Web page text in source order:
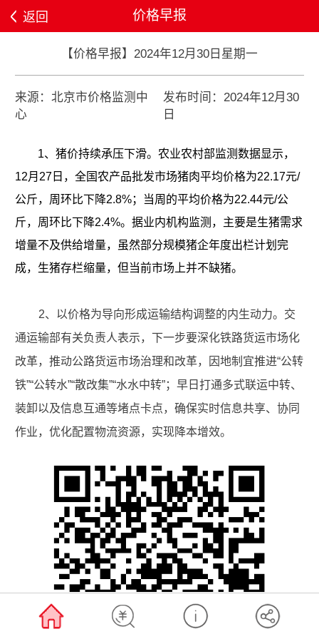
返回 价格早报
【价格早报】2024年12月30日星期一
来源：北京市价格监测中
心
发布时间：2024年12月30
日
1、猪价持续承压下滑。 农业农村部监测数据显示，
12月27日，全国农产品批发市场猪肉平均价格为22.17元/
公斤，周环比下降2.8%；当周的平均价格为22.44元/公
斤，周环比下降2.4%。据业内机构监测，主要是生猪需求
增量不及供给增量，虽然部分规模猪企年度出栏计划完
成，生猪存栏缩量，但当前市场上并不缺猪。
2、以价格为导向形成运输结构调整的内生动力。 交
通运输部有关负责人表示，下一步要深化铁路货运市场化
改革，推动公路货运市场治理和改革，因地制宜推进“公转
铁”“公转水”“散改集”“水水中转”；早日打通多式联运中转、
装卸以及信息互通等堵点卡点，确保实时信息共享、协同
作业，优化配置物流资源，实现降本增效。